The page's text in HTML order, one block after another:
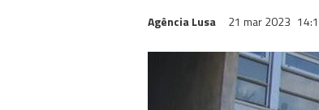
Agência Lusa 21 mar 2023